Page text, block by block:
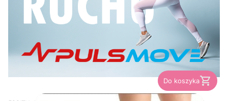
Do koszyka